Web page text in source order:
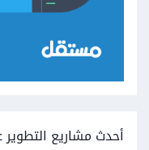
أحدث مشاريع